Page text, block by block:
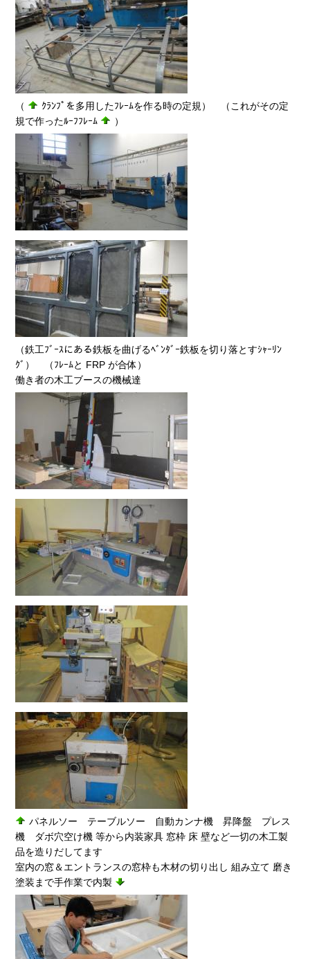
（
ｸﾗﾝﾌﾟを多用したﾌﾚｰﾑを作る時の定規） （これがその定
規で作ったﾙｰﾌﾌﾚｰﾑ
）
（鉄工ﾌﾞｰｽにある鉄板を曲げるﾍﾞﾝﾀﾞｰ鉄板を切り落とすｼｬｰﾘﾝ
ｸﾞ） （ﾌﾚｰﾑと FRP が合体）
働き者の木工ブースの機械達
パネルソー テーブルソー 自動カンナ機 昇降盤 プレス
機 ダボ穴空け機 等から内装家具 窓枠 床 壁など一切の木工製
品を造りだしてます
室内の窓＆エントランスの窓枠も木材の切り出し 組み立て 磨き
塗装まで手作業で内製